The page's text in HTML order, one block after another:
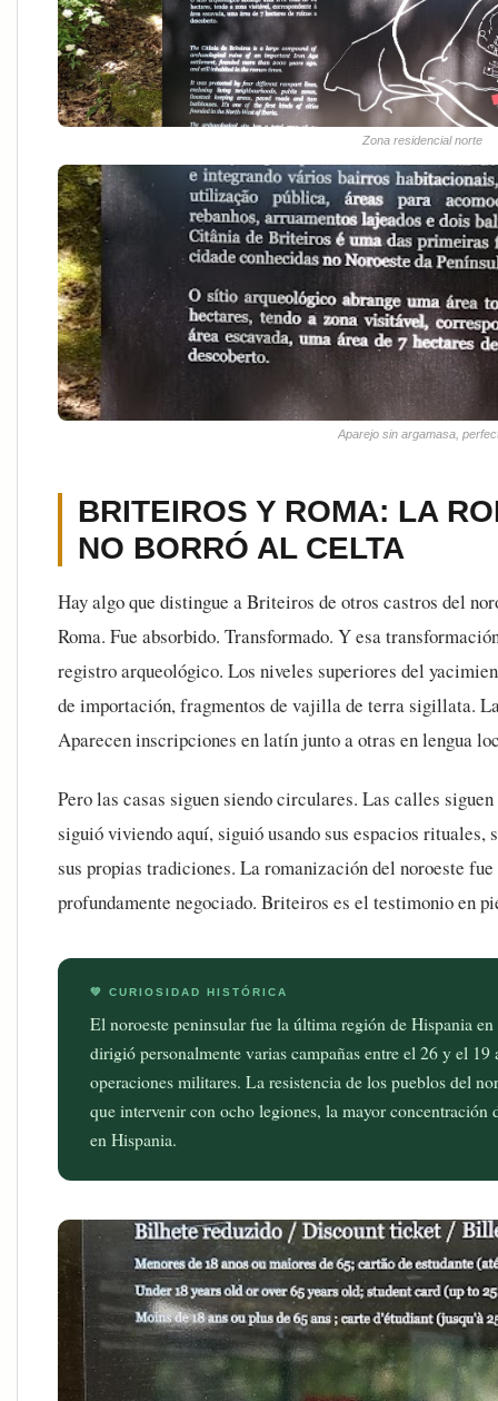
Zona residencial norte
Aparejo sin argamasa,
BRITEIROS Y ROMA: LA
NO BORRÓ AL CELTA
Hay algo que distingue a Briteiros de otros castros del
Roma. Fue absorbido. Transformado. Y esa
registro arqueológico. Los niveles superiores del
de importación, fragmentos de vajilla de terra sigillata.
Aparecen inscripciones en latín junto a otras en lengua
Pero las casas siguen siendo circulares. Las calles
siguió viviendo aquí, siguió usando sus espacios rituales,
sus propias tradiciones. La romanización del noroeste
profundamente negociado. Briteiros es el testimonio en
💚 CURIOSIDAD HISTÓRICA
El noroeste peninsular fue la última región de Hispania
dirigió personalmente varias campañas entre el 26 y el 19
operaciones militares. La resistencia de los pueblos del
que intervenir con ocho legiones, la mayor concentración
en Hispania.